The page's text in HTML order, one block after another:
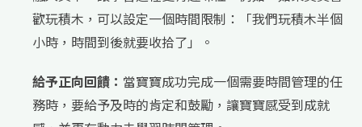
歡玩積木，可以設定一個時間限制：「我們玩積木半個
小時，時間到後就要收拾了」。
給予正向回饋： 當寶寶成功完成一個需要時間管理的任
務時，要給予及時的肯定和鼓勵，讓寶寶感受到成就